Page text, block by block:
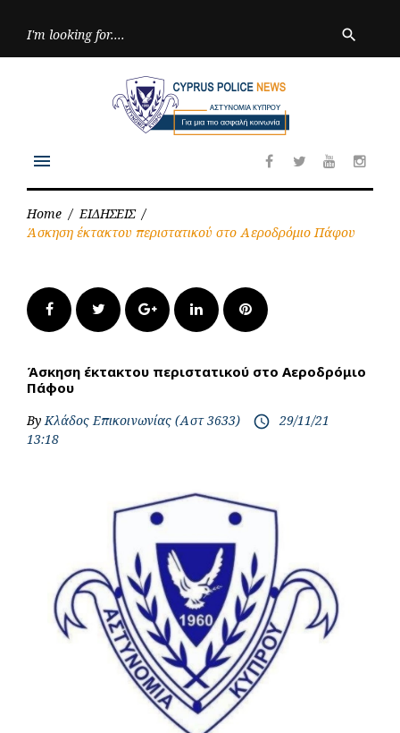
search
Facebook
TwitterYoutube
menu
Home / ΕΙΔΗΣΕΙΣ /
Άσκηση έκτακτου περιστατικού στο Αεροδρόμιο Πάφου
FacebookTwitter Google+LinkedInPinterest
Άσκηση έκτακτου περιστατικού στο Αεροδρόμιο
Πάφου
ByΚλάδος Επικοινωνίας (Αστ 3633) access_time 29/11/21
13:18